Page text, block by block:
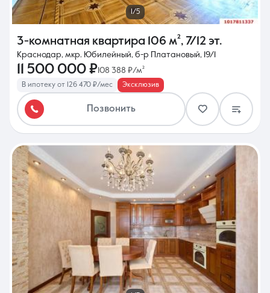
1/5
3-комнатная квартира 106 м², 7/12 эт.
Краснодар, мкр. Юбилейный, б-р Платановый, 19/1
11 500 000 ₽ 108 388 ₽/м²
В ипотеку от 126 470 ₽/мес Эксклюзив
Позвонить